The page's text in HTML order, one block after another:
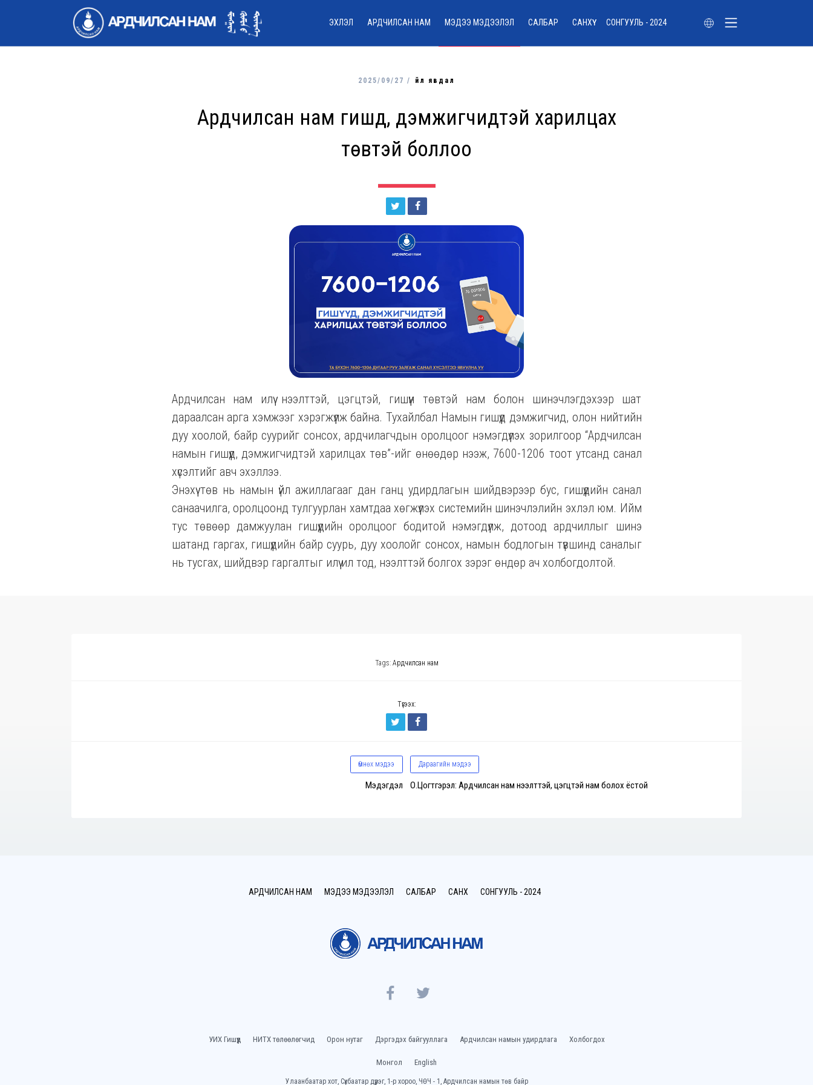
ЭХЛЭЛ АРДЧИЛСАН НАМ МЭДЭЭ МЭДЭЭЛЭЛ САЛБАР САНХҮҮ СОНГУУЛЬ - 2024
2025/09/27 / Үйл явдал
Ардчилсан нам гишүүд, дэмжигчидтэй харилцах
төвтэй боллоо
Ардчилсан нам илүү нээлттэй, цэгцтэй, гишүүн төвтэй нам болон шинэчлэгдэхээр шат
дараалсан арга хэмжээг хэрэгжүүлж байна. Тухайлбал Намын гишүүд дэмжигчид, олон нийтийн
дуу хоолой, байр суурийг сонсох, ардчилагчдын оролцоог нэмэгдүүлэх зорилгоор “Ардчилсан
намын гишүүд, дэмжигчидтэй харилцах төв”-ийг өнөөдөр нээж, 7600-1206 тоот утсанд санал
хүсэлтийг авч эхэллээ.
Энэхүү төв нь намын үйл ажиллагааг дан ганц удирдлагын шийдвэрээр бус, гишүүдийн санал
санаачилга, оролцоонд тулгуурлан хамтдаа хөгжүүлэх системийн шинэчлэлийн эхлэл юм. Ийм
тус төвөөр дамжуулан гишүүдийн оролцоог бодитой нэмэгдүүлж, дотоод ардчиллыг шинэ
шатанд гаргах, гишүүдийн байр суурь, дуу хоолойг сонсох, намын бодлогын түвшинд саналыг
нь тусгах, шийдвэр гаргалтыг илүү ил тод, нээлттэй болгох зэрэг өндөр ач холбогдолтой.
Tags: Ардчилсан нам
Түгээх:
Өмнөх мэдээ
Мэдэгдэл
Дараагийн мэдээ
О.Цогтгэрэл: Ардчилсан нам нээлттэй, цэгцтэй нам болох ёстой
АРДЧИЛСАН НАМ МЭДЭЭ МЭДЭЭЛЭЛ САЛБАР САНХҮҮ СОНГУУЛЬ - 2024
УИХ Гишүүд НИТХ төлөөлөгчид Орон нутаг Дэргэдэх байгууллага Ардчилсан намын удирдлага Холбогдох
Монгол English
Улаанбаатар хот, Сүхбаатар дүүрэг, 1-р хороо, ЧӨЧ - 1, Ардчилсан намын төв байр